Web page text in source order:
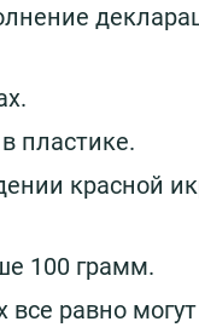
пластике.
красной
100 грамм.
равно могут